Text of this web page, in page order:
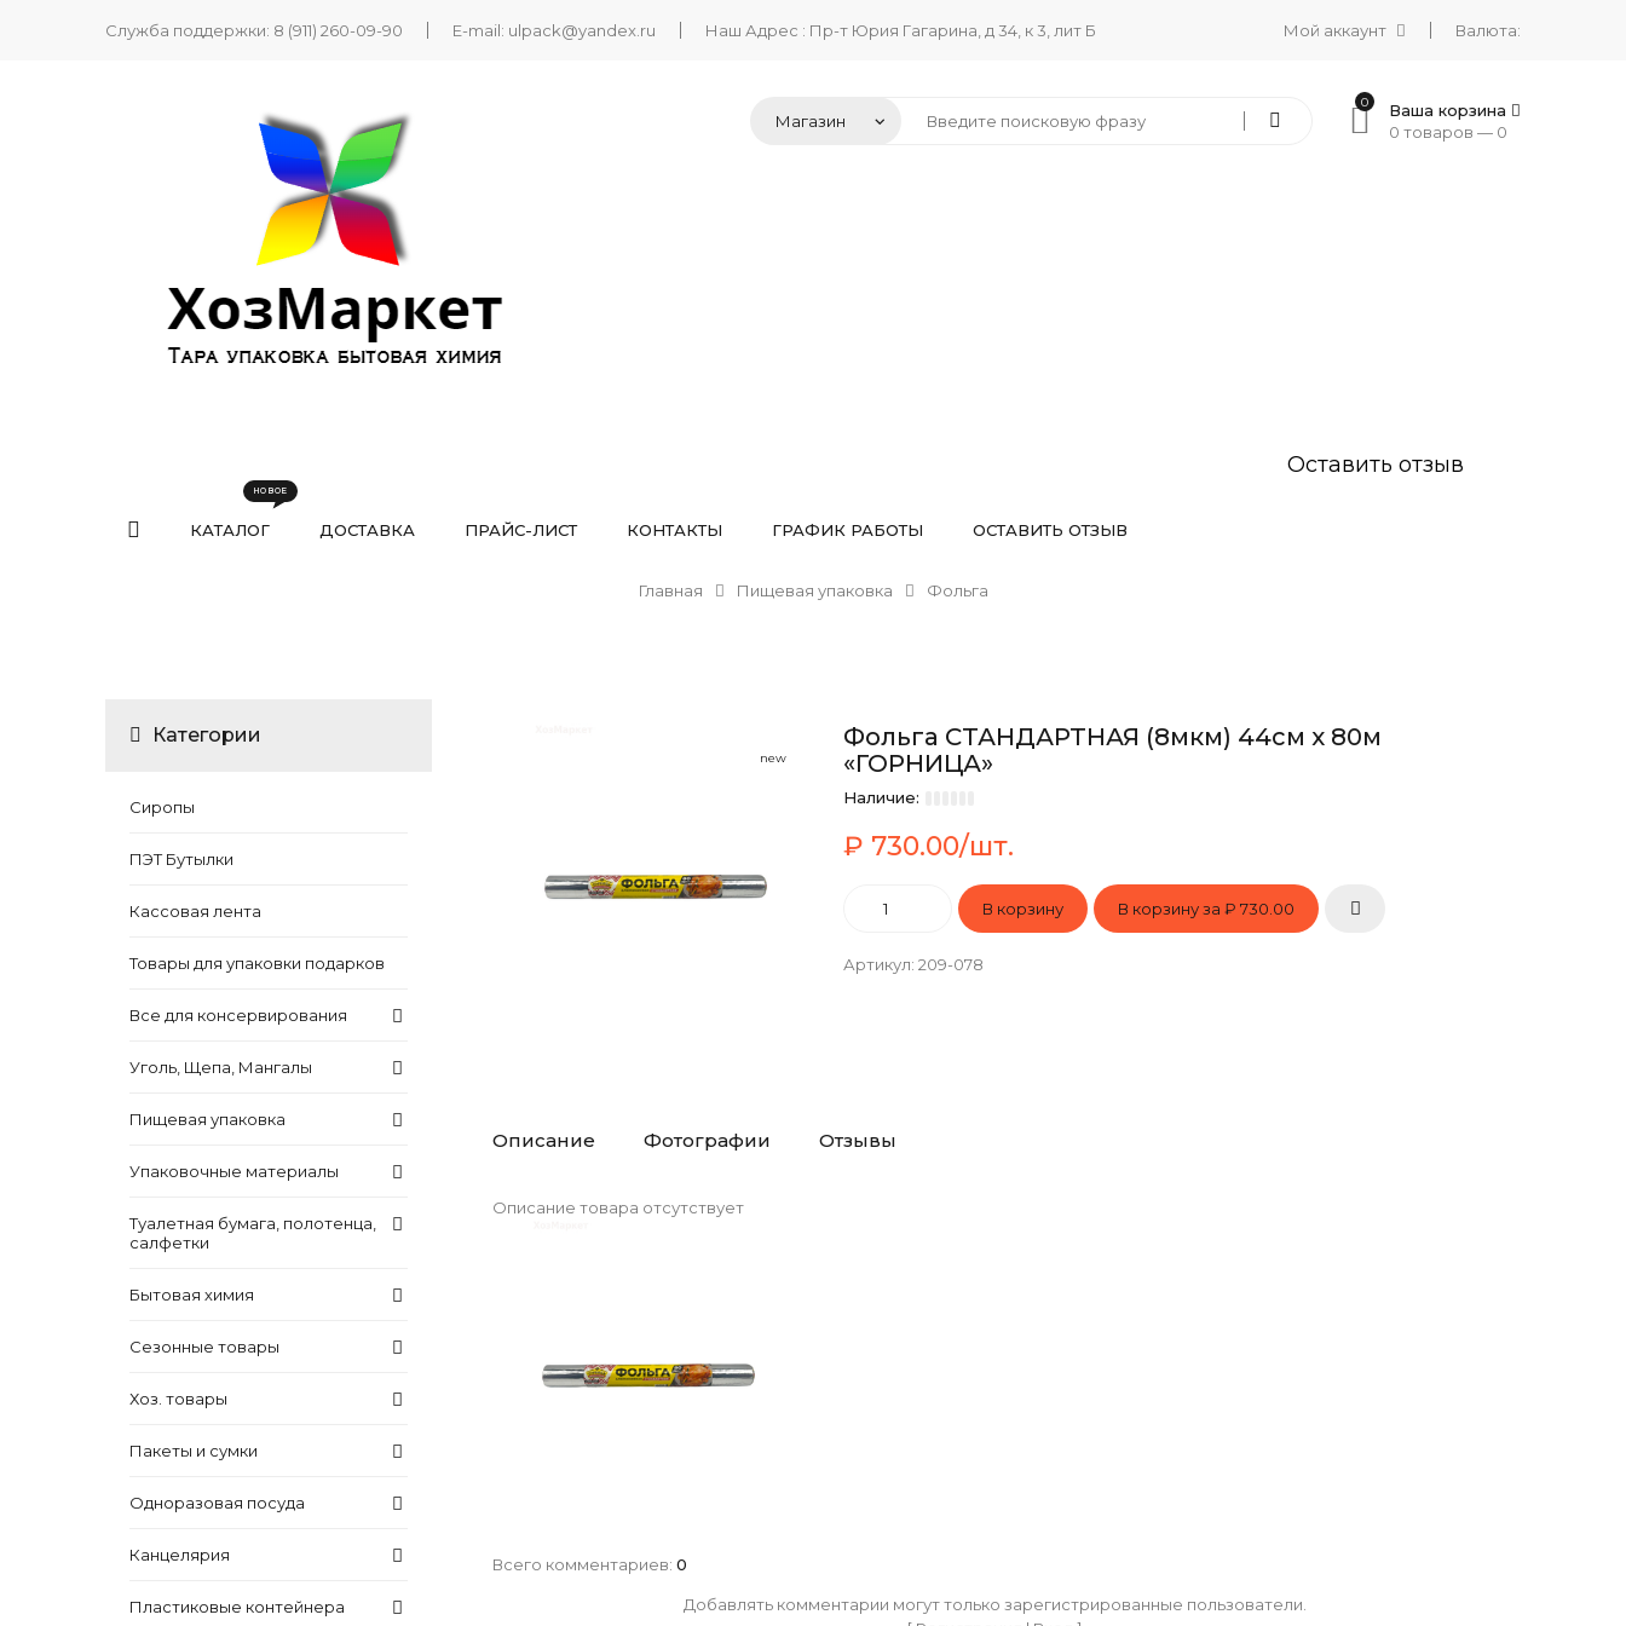
Служба поддержки: 8 (911) 260-09-90 E-mail: ulpack@yandex.ru Наш Адрес : Пр-т Юрия Гагарина, д 34, к 3, лит Б Мой аккаунт Валюта:
0
Ваша корзина
0 товаров — 0
Оставить отзыв
КАТАЛОГ ДОСТАВКА ПРАЙС-ЛИСТ КОНТАКТЫ ГРАФИК РАБОТЫ ОСТАВИТЬ ОТЗЫВ
Главная Пищевая упаковка Фольга
new
Фольга СТАНДАРТНАЯ (8мкм) 44см х 80м
«ГОРНИЦА»
Наличие:
₽ 730.00/шт.
В корзину за ₽ 730.00
Артикул: 209-078
Описание Фотографии Отзывы
Описание товара отсутствует
Всего комментариев:0
Добавлять комментарии могут только зарегистрированные пользователи.
Категории
Сиропы
ПЭТ Бутылки
Кассовая лента
Товары для упаковки подарков
Все для консервирования
Уголь, Щепа, Мангалы
Пищевая упаковка
Упаковочные материалы
Туалетная бумага, полотенца,
салфетки
Бытовая химия
Сезонные товары
Хоз. товары
Пакеты и сумки
Одноразовая посуда
Канцелярия
Пластиковые контейнера